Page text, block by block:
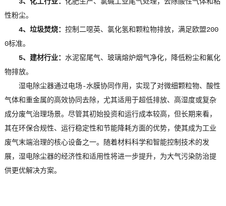
性粉尘。
4、垃圾焚烧： 控制二噁英、氯化氢和颗粒物排放，满足欧盟200
0标准。
5、建材行业： 水泥窑尾气、玻璃熔炉烟气净化，降低粉尘和氟化
物排放。
湿电除尘器通过电场-水膜协同作用，实现了对微细颗粒物、酸性
气体和重金属的高效协同去除，尤其适用于超低排放、高湿度或复杂
成分废气治理场景。尽管其初始投资和运行成本较高，但长期来看，
其在环保合规性、运行稳定性和节能降耗方面的优势，使其成为工业
废气末端治理的核心设备之一。随着材料科学和智能控制技术的发
展，湿电除尘器的经济性和适用性将进一步提升，为大气污染防治提
供更优解决方案。